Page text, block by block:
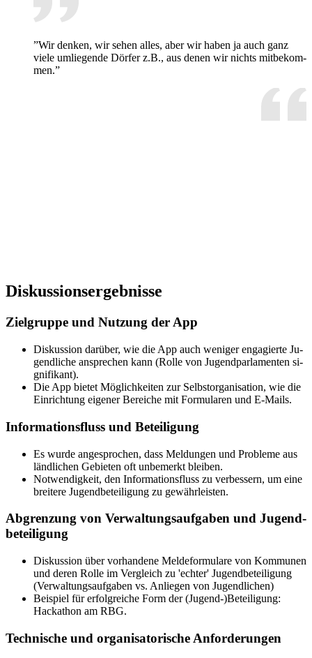
”Wir den­ken, wir se­hen al­les, aber wir ha­ben ja auch ganz
vie­le um­lie­gen­de Dör­fer z.B., aus de­nen wir nichts mit­be­kom­
men.”
Dis­kus­si­ons­er­geb­nis­se
Ziel­grup­pe und Nut­zung der App
Dis­kus­si­on dar­über, wie die App auch we­ni­ger en­ga­gier­te Ju­
gend­li­che an­spre­chen kann (Rol­le von Ju­gend­par­la­men­ten si­
gni­fi­kant).
Die App bie­tet Mög­lich­kei­ten zur Selbst­or­ga­ni­sa­ti­on, wie die
Ein­rich­tung ei­ge­ner Be­rei­che mit For­mu­la­ren und E-Mails.
In­for­ma­ti­ons­fluss und Be­tei­li­gung
Es wur­de an­ge­spro­chen, dass Mel­dun­gen und Pro­ble­me aus
länd­li­chen Ge­bie­ten oft un­be­merkt blei­ben.
Not­wen­dig­keit, den In­for­ma­ti­ons­fluss zu ver­bes­sern, um eine
brei­te­re Ju­gend­be­tei­li­gung zu ge­währ­leis­ten.
Ab­gren­zung von Ver­wal­tungs­auf­ga­ben und Ju­gend­
be­tei­li­gung
Dis­kus­si­on über vor­han­de­ne Mel­de­for­mu­la­re von Kom­mu­nen
und de­ren Rol­le im Ver­gleich zu 'ech­ter' Ju­gend­be­tei­li­gung
(Ver­wal­tungs­auf­ga­ben vs. An­lie­gen von Ju­gend­li­chen)
Bei­spiel für er­folg­rei­che Form der (Ju­gend-)Be­tei­li­gung:
Hack­a­thon am RBG.
Tech­ni­sche und or­ga­ni­sa­to­ri­sche An­for­de­run­gen